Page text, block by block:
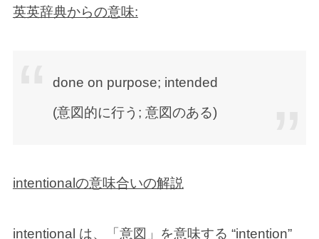
英英辞典からの意味:
done on purpose; intended
(意図的に行う; 意図のある)
intentionalの意味合いの解説
intentional は、「意図」を意味する “intention”